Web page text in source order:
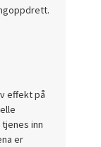
effekt på
inn
er